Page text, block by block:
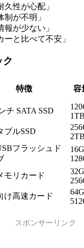
久性が心配」
制が不明」
報が少ない」
ーと比べて不安」
ク
特徴 容
チ SATA SSD
1TB
ブルSSD
2TB
フラッシュド
モリカード
け高速カード
スポンサーリンク